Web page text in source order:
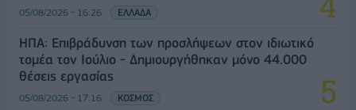
05/08/2026 - 16:26 ΕΛΛΑΔΑ
ΗΠΑ: Επιβράδυνση των προσλήψεων στον ιδιωτικό
τομέα τον Ιούλιο - Δημιουργήθηκαν μόνο 44.000
θέσεις εργασίας
05/08/2026 - 17:16 ΚΟΣΜΟΣ